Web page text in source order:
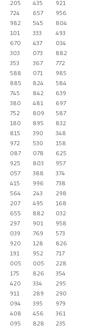
205 435
921
724 657
956
982 545
804
101 333
493
670 437
034
303 073
882
353 367
772
588 071
985
885 824
584
745 842
639
380 481
697
752 809
587
180 895
832
815 390
348
972 530
158
087 078
625
925 803
957
057 388
374
415 996
738
564 243
298
207 495
168
655 882
032
297 901
958
039 769
573
920 128
826
191 952
717
005 005
228
175 826
354
420 334
295
911 289
290
094 395
979
408 456
361
095 828
235